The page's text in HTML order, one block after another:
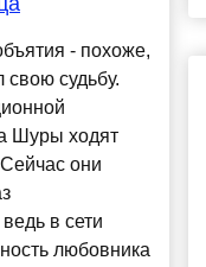
- похоже,
свою судьбу.
Шуры ходят
они
в сети
любовника